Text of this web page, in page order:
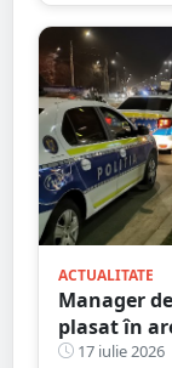
ACTUALITATE
Manager
plasat în
DIICOT de
17 iulie 2026